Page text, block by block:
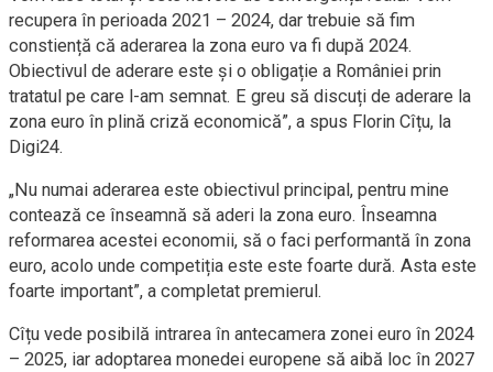
recupera în perioada 2021 – 2024, dar trebuie să fim
constiență că aderarea la zona euro va fi după 2024.
Obiectivul de aderare este și o obligație a României prin
tratatul pe care l-am semnat. E greu să discuți de aderare la
zona euro în plină criză economică”, a spus Florin Cîțu, la
Digi24.
„Nu numai aderarea este obiectivul principal, pentru mine
contează ce înseamnă să aderi la zona euro. Înseamna
reformarea acestei economii, să o faci performantă în zona
euro, acolo unde competiția este este foarte dură. Asta este
foarte important”, a completat premierul.
Cîțu vede posibilă intrarea în antecamera zonei euro în 2024
– 2025, iar adoptarea monedei europene să aibă loc în 2027